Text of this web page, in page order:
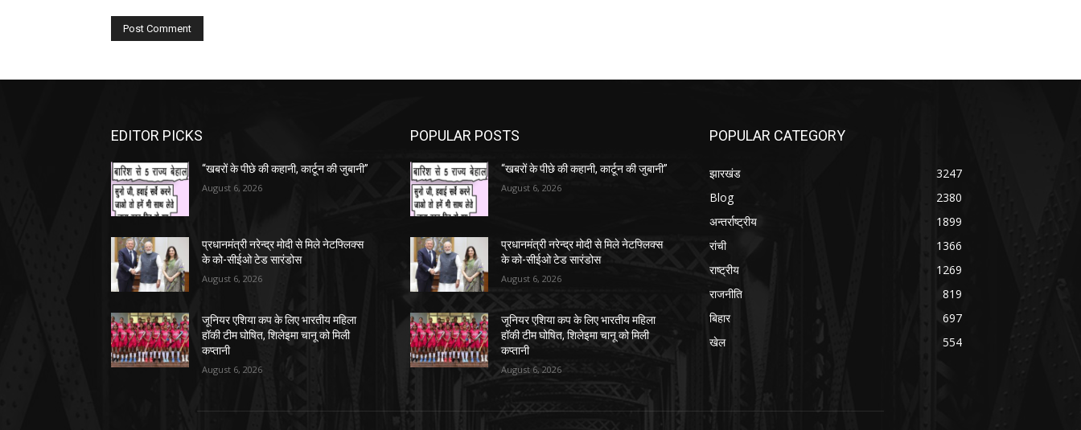
EDITOR PICKS
“खबरों के पीछे की कहानी, कार्टून की जुबानी”
August 6, 2026
प्रधानमंत्री नरेन्द्र मोदी से मिले नेटफ्लिक्स
के को-सीईओ टेड सारंडोस
August 6, 2026
जूनियर एशिया कप के लिए भारतीय महिला
हॉकी टीम घोषित, शिलेइमा चानू को मिली
कप्तानी
August 6, 2026
POPULAR POSTS
“खबरों के पीछे की कहानी, कार्टून की जुबानी”
August 6, 2026
प्रधानमंत्री नरेन्द्र मोदी से मिले नेटफ्लिक्स
के को-सीईओ टेड सारंडोस
August 6, 2026
जूनियर एशिया कप के लिए भारतीय महिला
हॉकी टीम घोषित, शिलेइमा चानू को मिली
कप्तानी
August 6, 2026
POPULAR CATEGORY
झारखंड
3247
Blog
2380
अन्तर्राष्ट्रीय
1899
रांची
1366
राष्ट्रीय
1269
राजनीति
819
बिहार
697
खेल
554